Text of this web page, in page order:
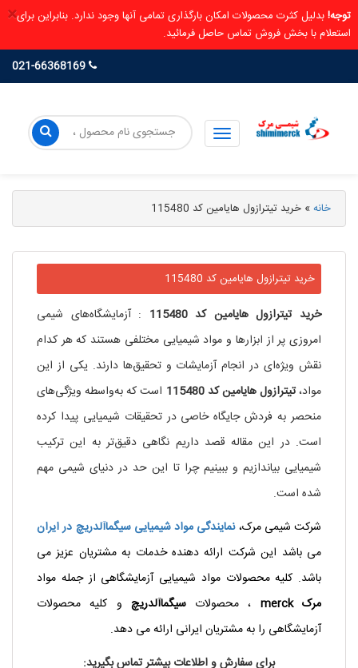
× توجه!بدلیل کثرت محصولات امکان بارگذاری تمامی آنها وجود ندارد. بنابراین برای
استعلام با بخش فروش تماس حاصل فرمائید.
خانه» خرید تیترازول هایامین کد 115480
خرید تیترازول هایامین کد 115480
خرید تیترازول هایامین کد 115480
: آزمایشگاه‌های شیمی
امروزی پر از ابزارها و مواد شیمیایی مختلفی هستند که هر کدام
نقش ویژه‌ای در انجام آزمایشات و تحقیق‌ها دارند. یکی از این
مواد،تیترازول هایامین کد 115480
است که به‌واسطه ویژگی‌های
منحصر به فردش جایگاه خاصی در تحقیقات شیمیایی پیدا کرده
است. در این مقاله قصد داریم نگاهی دقیق‌تر به این ترکیب
شیمیایی بیاندازیم و ببینیم چرا تا این حد در دنیای شیمی مهم
شده است.
شرکت شیمی مرک،نمایندگی مواد شیمیایی سیگماآلدریچ در ایران
می باشد این شرکت ارائه دهنده خدمات به مشتریان عزیز می
باشد. کلیه محصولات مواد شیمیایی آزمایشگاهی از جمله مواد
مرک merck ، محصولاتسیگماآلدریچ و کلیه محصولات
آزمایشگاهی را به مشتریان ایرانی ارائه می دهد.
برای سفارش و اطلاعات بیشتر تماس بگیرید: